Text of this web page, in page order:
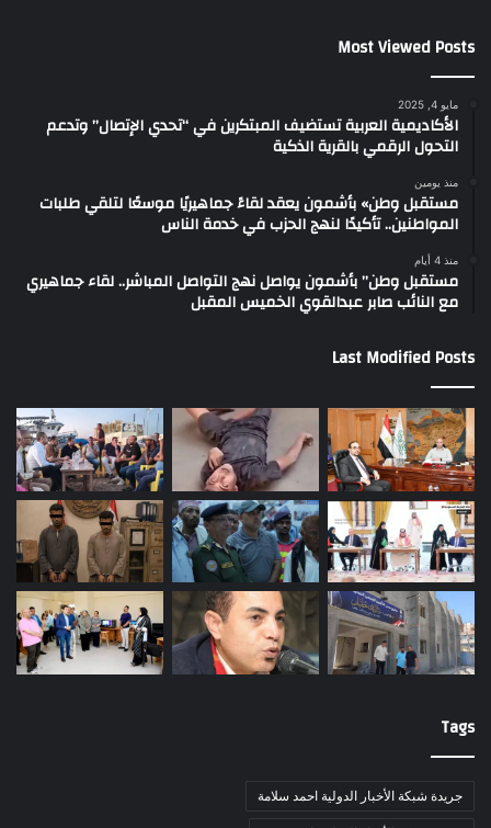
Most Viewed Posts
مايو 4, 2025
الأكاديمية العربية تستضيف المبتكرين في “تحدي الإتصال” وتدعم
التحول الرقمي بالقرية الذكية
منذ يومين
مستقبل وطن» بأشمون يعقد لقاءً جماهيريًا موسعًا لتلقي طلبات
المواطنين.. تأكيدًا لنهج الحزب في خدمة الناس
منذ 4 أيام
مستقبل وطن” بأشمون يواصل نهج التواصل المباشر.. لقاء جماهيري
مع النائب صابر عبدالقوي الخميس المقبل
Last Modified Posts
Tags
جريدة شبكة الأخبار الدولية احمد سلامة